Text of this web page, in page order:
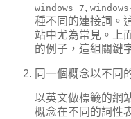
windows 7,
種不同的連接詞。
站中尤為常見。上
的例子，這組關鍵
同一個概念以不同
以英文做標籤的網
概念在不同的詞性